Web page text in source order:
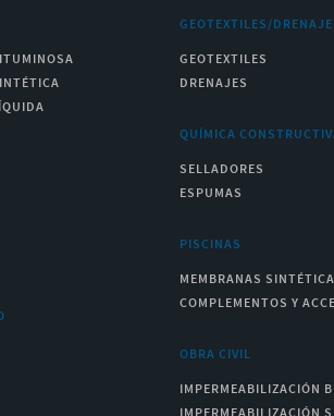
GEOTEXTILES/
GEOTEXTILES
DRENAJES
QUÍMICA
SELLADORES
ESPUMAS
PISCINAS
MEMBRANAS
COMPLEMENTOS Y
OBRA CIVIL
IMPERMEABILIZACIÓN